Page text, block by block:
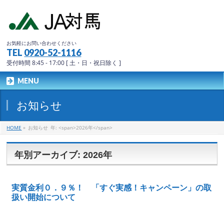
お気軽にお問い合わせください
TEL 0920-52-1116
受付時間 8:45 - 17:00 [ 土・日・祝日除く ]
MENU
お知らせ
HOME » お知らせ 年: <span>2026年</span>
年別アーカイブ: 2026年
実質金利０．９％！ 「すぐ実感！キャンペーン」の取
扱い開始について